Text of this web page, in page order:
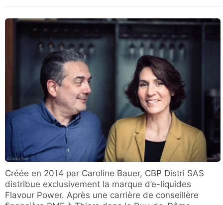
Créée en 2014 par Caroline Bauer, CBP Distri SAS
distribue exclusivement la marque d’e-liquides
Flavour Power. Après une carrière de conseillère